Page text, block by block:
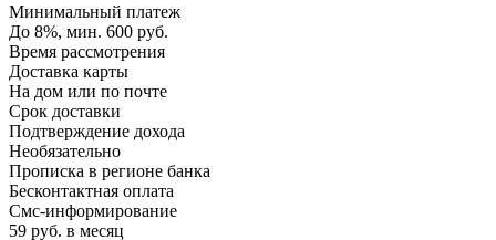
Минимальный платеж
До 8%, мин. 600 руб.
Время рассмотрения
Доставка карты
На дом или по почте
Срок доставки
Подтверждение дохода
Необязательно
Прописка в регионе банка
Бесконтактная оплата
Смс-информирование
59 руб. в месяц